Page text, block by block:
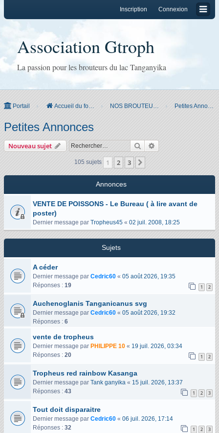
Connexion
Inscription
Association Gtroph
La passion pour les brouteurs du lac Tanganyika
Portail Accueil du forum NOS BROUTEURS & CO Petites Annonces
Petites Annonces
Nouveau sujet Rechercher
105 sujets 1 2 3
Annonces
VENTE DE POISSONS - Le Bureau ( à lire avant de
poster)
Dernier message par Tropheus45 « 02 juil. 2008, 18:25
Sujets
A céder
Dernier message par Cedric60 « 05 août 2026, 19:35
Réponses : 19 1 2
Auchenoglanis Tanganicanus svg
Dernier message par Cedric60 « 05 août 2026, 19:32
Réponses : 6
vente de tropheus
Dernier message par PHILIPPE 10 « 19 juil. 2026, 03:34
Réponses : 20 1 2
Tropheus red rainbow Kasanga
Dernier message par Tank ganyika « 15 juil. 2026, 13:37
Réponses : 43 1 2 3
Tout doit disparaitre
Dernier message par Cedric60 « 06 juil. 2026, 17:14
Réponses : 32 1 2 3